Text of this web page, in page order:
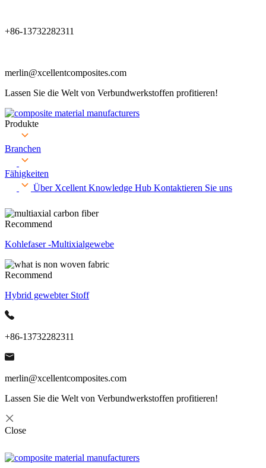
+86-13732282311
merlin@xcellentcomposites.com
Lassen Sie die Welt von Verbundwerkstoffen profitieren!
Produkte
Branchen
Fähigkeiten
Über Xcellent Knowledge Hub Kontaktieren Sie uns
Recommend
Kohlefaser -Multixialgewebe
Recommend
Hybrid gewebter Stoff
+86-13732282311
merlin@xcellentcomposites.com
Lassen Sie die Welt von Verbundwerkstoffen profitieren!
Close